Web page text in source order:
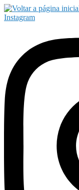
Instagram